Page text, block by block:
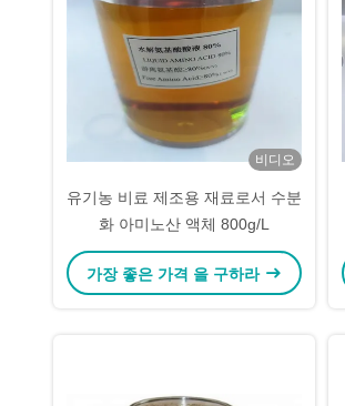
비디오
유기농 비료 제조용 재료로서 수분
화 아미노산 액체 800g/L
가장 좋은 가격 을 구하라